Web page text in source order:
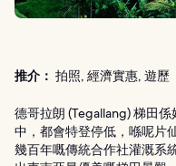
推介： 拍照, 經濟實惠, 遊歷
德哥拉朗 (Tegallang) 梯田
中，都會特登停低，喺呢片
幾百年嘅傳統合作社灌溉系